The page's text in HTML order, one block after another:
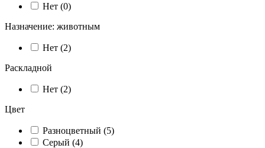
Нет (0)
Назначение: животным
Нет (2)
Раскладной
Нет (2)
Цвет
Разноцветный (5)
Серый (4)